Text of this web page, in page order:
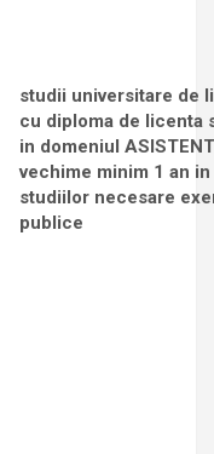
studii universitare de
cu diploma de licenta
in domeniul
vechime minim 1 an
studiilor necesare
publice